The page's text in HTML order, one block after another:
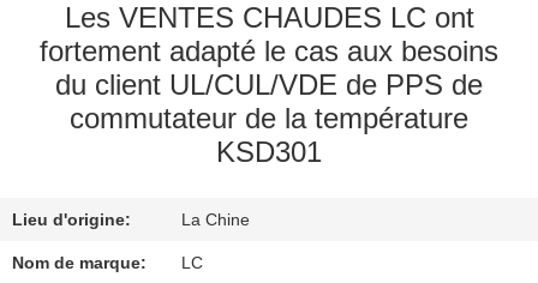
SUJET
NOUS
D'USINE
Les VENTES CHAUDES LC ont
fortement adapté le cas aux besoins
du client UL/CUL/VDE de PPS de
commutateur de la température
KSD301
Lieu d'origine: La Chine
Nom de marque: LC